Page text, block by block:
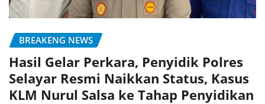
BREAKENG NEWS
Hasil Gelar Perkara, Penyidik Polres
Selayar Resmi Naikkan Status, Kasus
KLM Nurul Salsa ke Tahap Penyidikan